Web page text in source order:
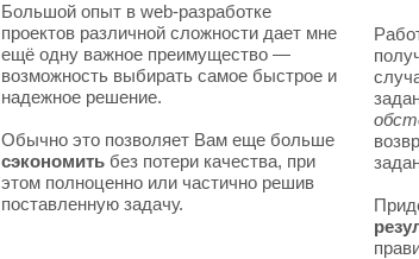
Большой опыт в web-разработке
проектов различной сложности дает мне
ещё одну важное преимущество —
возможность выбирать самое быстрое и
надежное решение.
Обычно это позволяет Вам еще больше
сэкономитьбез потери качества, при
этом полноценно или частично решив
поставленную задачу.